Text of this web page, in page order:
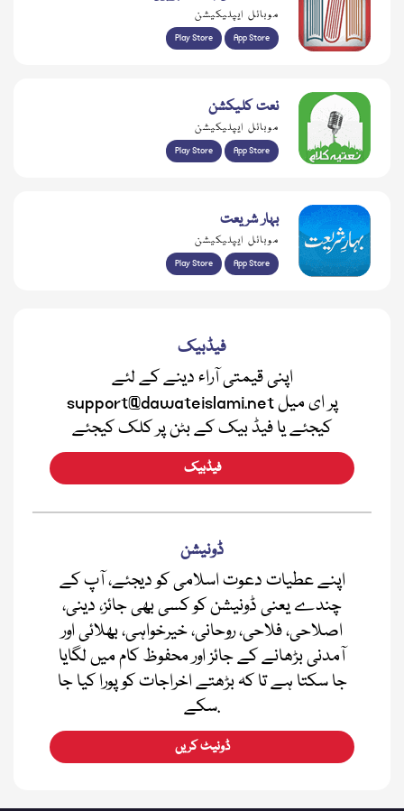
موبائل ایپلیکیشن
Play Store App Store
نعت کلیکشن
موبائل ایپلیکیشن
Play Store App Store
بہار شریعت
موبائل ایپلیکیشن
Play Store App Store
فیڈبیک
اپنی قیمتی آراء دینے کے لئے
support@dawateislami.net پر ای میل
کیجئے یا فیڈ بیک کے بٹن پر کلک کیجئے
فیڈبیک
ڈونیشن
اپنے عطیات دعوت اسلامی کو دیجئے، آپ کے
چندے یعنی ڈونیشن کو کسی بھی جائز، دینی،
اصلاحی، فلاحی، روحانی، خیرخواہی، بھلائی اور
آمدنی بڑھانے کے جائز اور محفوظ کام میں لگایا
جا سکتا ہے تا کہ بڑھتے اخراجات کو پورا کیا جا
سکے.
ڈونیٹ کریں